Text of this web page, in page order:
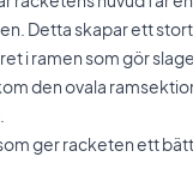
Detta skapar ett
i ramen som gör
den ovala
ger racketen ett